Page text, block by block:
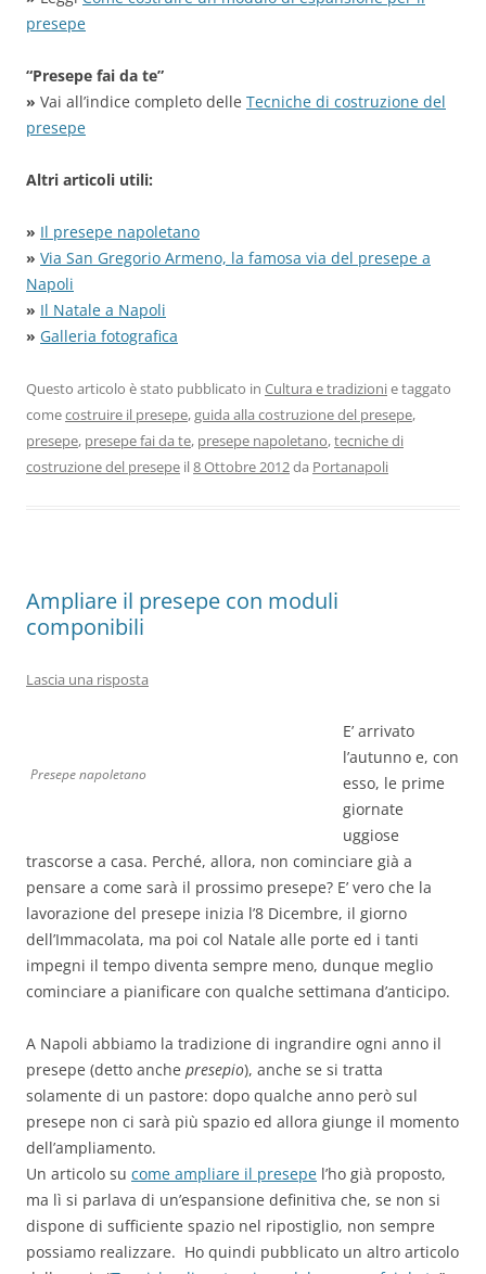
presepe
“Presepe fai da te”
» Vai all’indice completo delle Tecniche di costruzione del
presepe
Altri articoli utili:
» Il presepe napoletano
» Via San Gregorio Armeno, la famosa via del presepe a
Napoli
» Il Natale a Napoli
» Galleria fotografica
Questo articolo è stato pubblicato in Cultura e tradizionie taggato
comecostruire il presepe,guida alla costruzione del presepe,
presepe, presepe fai da te, presepe napoletano,tecniche di
costruzione del presepe il8 Ottobre 2012da Portanapoli
Ampliare il presepe con moduli
componibili
Lascia una risposta
Presepe napoletano
E’ arrivato
l’autunno e, con
esso, le prime
giornate
uggiose
trascorse a casa. Perché, allora, non cominciare già a
pensare a come sarà il prossimo presepe? E’ vero che la
lavorazione del presepe inizia l’8 Dicembre, il giorno
dell’Immacolata, ma poi col Natale alle porte ed i tanti
impegni il tempo diventa sempre meno, dunque meglio
cominciare a pianificare con qualche settimana d’anticipo.
A Napoli abbiamo la tradizione di ingrandire ogni anno il
presepe (detto anche presepio), anche se si tratta
solamente di un pastore: dopo qualche anno però sul
presepe non ci sarà più spazio ed allora giunge il momento
dell’ampliamento.
Un articolo su come ampliare il presepe l’ho già proposto,
ma lì si parlava di un’espansione definitiva che, se non si
dispone di sufficiente spazio nel ripostiglio, non sempre
possiamo realizzare. Ho quindi pubblicato un altro articolo